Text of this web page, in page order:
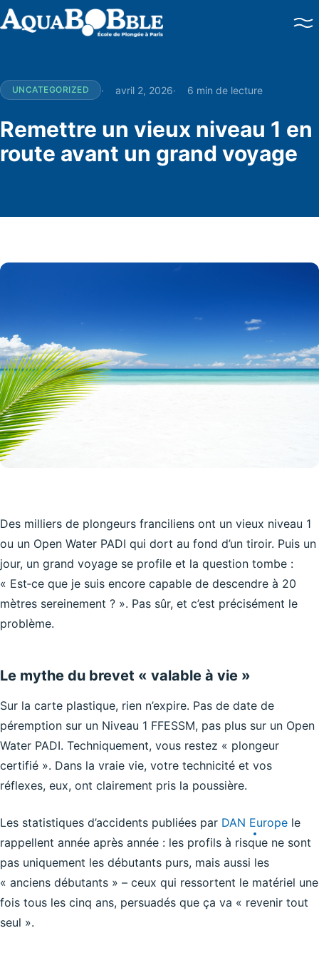
Brevets FFESSM / CMAS
Perfectionnement
UNCATEGORIZED avril 2, 2026 6 min de lecture
Remettre un vieux niveau 1 en
route avant un grand voyage
Des milliers de plongeurs franciliens ont un vieux niveau 1
ou un Open Water PADI qui dort au fond d’un tiroir. Puis un
jour, un grand voyage se profile et la question tombe :
« Est‑ce que je suis encore capable de descendre à 20
mètres sereinement ? ». Pas sûr, et c’est précisément le
problème.
Le mythe du brevet « valable à vie »
Sur la carte plastique, rien n’expire. Pas de date de
péremption sur un Niveau 1 FFESSM, pas plus sur un Open
Water PADI. Techniquement, vous restez « plongeur
certifié ». Dans la vraie vie, votre technicité et vos
réflexes, eux, ont clairement pris la poussière.
Les statistiques d’accidents publiées par DAN Europe le
rappellent année après année : les profils à risque ne sont
pas uniquement les débutants purs, mais aussi les
« anciens débutants » – ceux qui ressortent le matériel une
fois tous les cinq ans, persuadés que ça va « revenir tout
seul ».